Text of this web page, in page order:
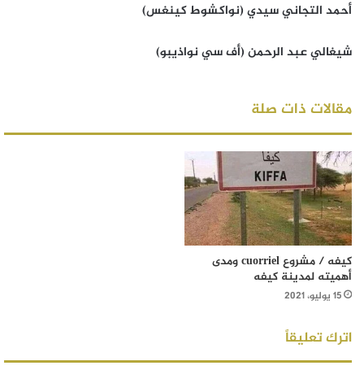
أحمد التجاني سيدي (نواكشوط كينغس)
شيغالي عبد الرحمن (أف سي نواذيبو)
مقالات ذات صلة
كيفه / مشروع cuorriel ومدى
أهميته لمدينة كيفه
15 يوليو، 2021
اترك تعليقاً